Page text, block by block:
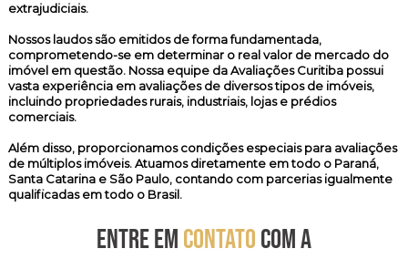
extrajudiciais.
Nossos laudos são emitidos de forma fundamentada,
comprometendo-se em determinar o real valor de mercado do
imóvel em questão. Nossa equipe da Avaliações Curitiba possui
vasta experiência em avaliações de diversos tipos de imóveis,
incluindo propriedades rurais, industriais, lojas e prédios
comerciais.
Além disso, proporcionamos condições especiais para avaliações
de múltiplos imóveis. Atuamos diretamente em todo o Paraná,
Santa Catarina e São Paulo, contando com parcerias igualmente
qualificadas em todo o Brasil.
ENTRE EM CONTATO COM A